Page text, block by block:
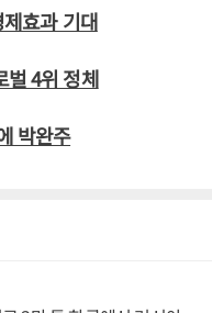
효과 기대
4위 정체
박완주